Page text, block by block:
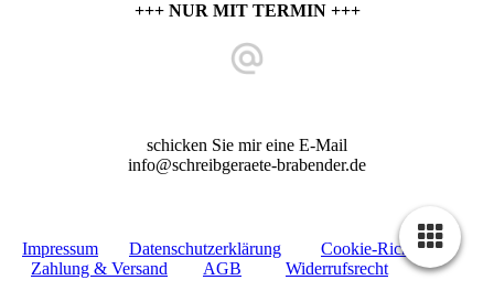
+++ NUR MIT TERMIN +++
schicken Sie mir eine E-Mail
info@schreibgeraete-brabender.de
Impressum Datenschutzerklärung
Cookie-Richtlinie
Zahlung & Versand
AGB Widerrufsrecht